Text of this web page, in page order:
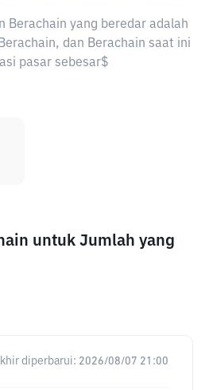
Berachain yang beredar adalah
dan Berachain saat ini
pasar sebesar$
untuk Jumlah yang
diperbarui: 2026/08/07 21:00